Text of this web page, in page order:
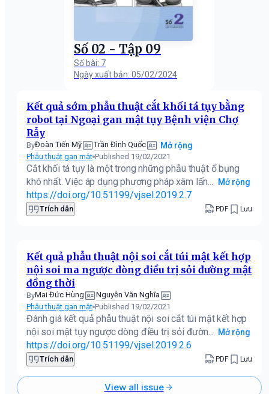
Số 02 - Tập 09
Số bài: 7
Ngày xuất bản: 05/02/2024
Kết quả sớm phẫu thuật cắt khối tá tụy bằng
robot tại Ngoại gan mật tụy Bệnh viện Chợ
Rẫy
ByĐoàn Tiến Mỹ Trần Đình Quốc Mở rộng
Phẫu thuật gan mật Published 19/02/2021
Cắt khối tá tụy là một trong những phẫu thuật ổ bụng
khó nhất. Việc áp dụng phương pháp xâm lấn...
Mở rộng
https://doi.org/10.51199/vjsel.2019.2.7
Trích dẫn PDF Lưu
Kết quả phẫu thuật nội soi cắt túi mật kết hợp
nội soi ma ngược dòng điều trị sỏi đường mật
đồng thời
ByMai Đức Hùng
Nguyễn Văn Nghĩa
Phẫu thuật gan mật Published 19/02/2021
Đánh giá kết quả phẫu thuật nội soi cắt túi mật kết hợp
nội soi mật tụy ngược dòng điều trị sỏi đườn...
Mở rộng
https://doi.org/10.51199/vjsel.2019.2.6
Trích dẫn PDF Lưu
View all issue